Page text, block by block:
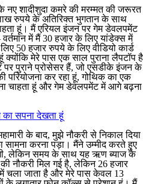
नए शादीशुदा कमरे की मरम्मत की जरूरत
रुपये के अतिरिक्त भुगतान के साथ
हूं। मैं एरियल इंजन पर गेम डेवलपमेंट
में मैं 30 हजार के लिए यांडेक्स में
50 हजार रुपये के लिए वीडियो कार्ड
क्योंकि मेरे पास एक साल पुराना लैपटॉप है
पुराने प्रोसेसर हैं, जो एसडीके इंजन के
परियोजना कर रहा हूं, गोथिक का एक
चाहता हूं और गेम डेवलपमेंट में आगे बढ़ना
सपना देखता हूं
के बाद, मुझे नौकरी से निकाल दिया
करना पड़ा। मैंने उम्मीद करते हुए
लेकिन समय के साथ यह ऋण ब्याज के
नौकरी मिल गई है, लेकिन 26 हजार
जाता है और मेरे पास केवल 13